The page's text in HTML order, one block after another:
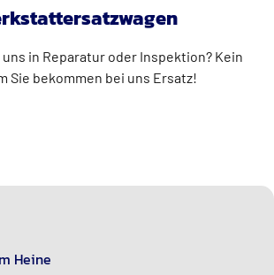
in Reparatur oder Inspektion? Kein
Sie bekommen bei uns Ersatz!
Heine